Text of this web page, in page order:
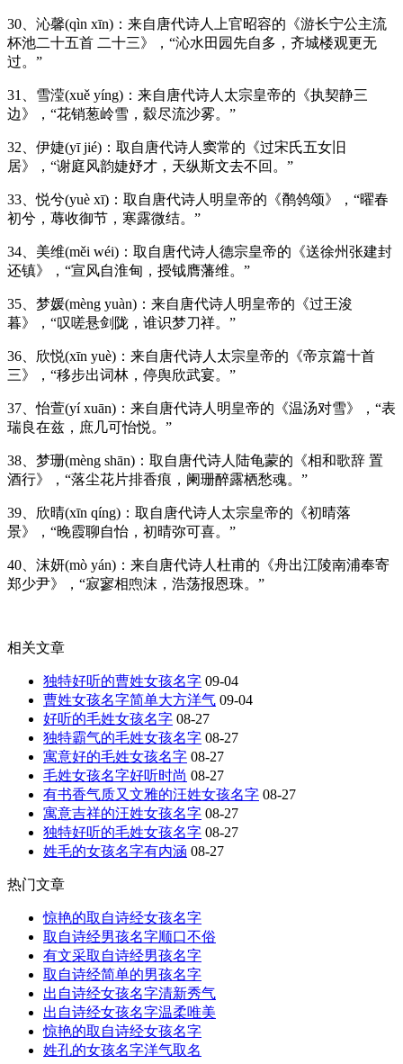
30、沁馨(qìn xīn)：来自唐代诗人上官昭容的《游长宁公主流
杯池二十五首 二十三》，“沁水田园先自多，齐城楼观更无
过。”
31、雪滢(xuě yíng)：来自唐代诗人太宗皇帝的《执契静三
边》，“花销葱岭雪，縠尽流沙雾。”
32、伊婕(yī jié)：取自唐代诗人窦常的《过宋氏五女旧
居》，“谢庭风韵婕妤才，天纵斯文去不回。”
33、悦兮(yuè xī)：取自唐代诗人明皇帝的《鹡鸰颂》，“曜春
初兮，蓐收御节，寒露微结。”
34、美维(měi wéi)：取自唐代诗人德宗皇帝的《送徐州张建封
还镇》，“宣风自淮甸，授钺膺藩维。”
35、梦媛(mèng yuàn)：来自唐代诗人明皇帝的《过王浚
暮》，“叹嗟悬剑陇，谁识梦刀祥。”
36、欣悦(xīn yuè)：来自唐代诗人太宗皇帝的《帝京篇十首
三》，“移步出词林，停舆欣武宴。”
37、怡萱(yí xuān)：来自唐代诗人明皇帝的《温汤对雪》，“表
瑞良在兹，庶几可怡悦。”
38、梦珊(mèng shān)：取自唐代诗人陆龟蒙的《相和歌辞 置
酒行》，“落尘花片排香痕，阑珊醉露栖愁魂。”
39、欣晴(xīn qíng)：取自唐代诗人太宗皇帝的《初晴落
景》，“晚霞聊自怡，初晴弥可喜。”
40、沫妍(mò yán)：来自唐代诗人杜甫的《舟出江陵南浦奉寄
郑少尹》，“寂寥相喣沫，浩荡报恩珠。”
相关文章
独特好听的曹姓女孩名字 09-04
曹姓女孩名字简单大方洋气 09-04
好听的毛姓女孩名字 08-27
独特霸气的毛姓女孩名字 08-27
寓意好的毛姓女孩名字 08-27
毛姓女孩名字好听时尚 08-27
有书香气质又文雅的汪姓女孩名字 08-27
寓意吉祥的汪姓女孩名字 08-27
独特好听的毛姓女孩名字 08-27
姓毛的女孩名字有内涵 08-27
热门文章
惊艳的取自诗经女孩名字
取自诗经男孩名字顺口不俗
有文采取自诗经男孩名字
取自诗经简单的男孩名字
出自诗经女孩名字清新秀气
出自诗经女孩名字温柔唯美
惊艳的取自诗经女孩名字
姓孔的女孩名字洋气取名